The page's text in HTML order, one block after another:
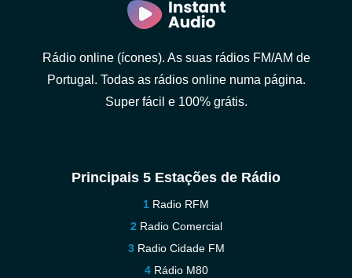
Rádio online (ícones). As suas rádios FM/AM de
Portugal. Todas as rádios online numa página.
Super fácil e 100% grátis.
Principais 5 Estações de Rádio
Radio RFM
Radio Comercial
Radio Cidade FM
Rádio M80